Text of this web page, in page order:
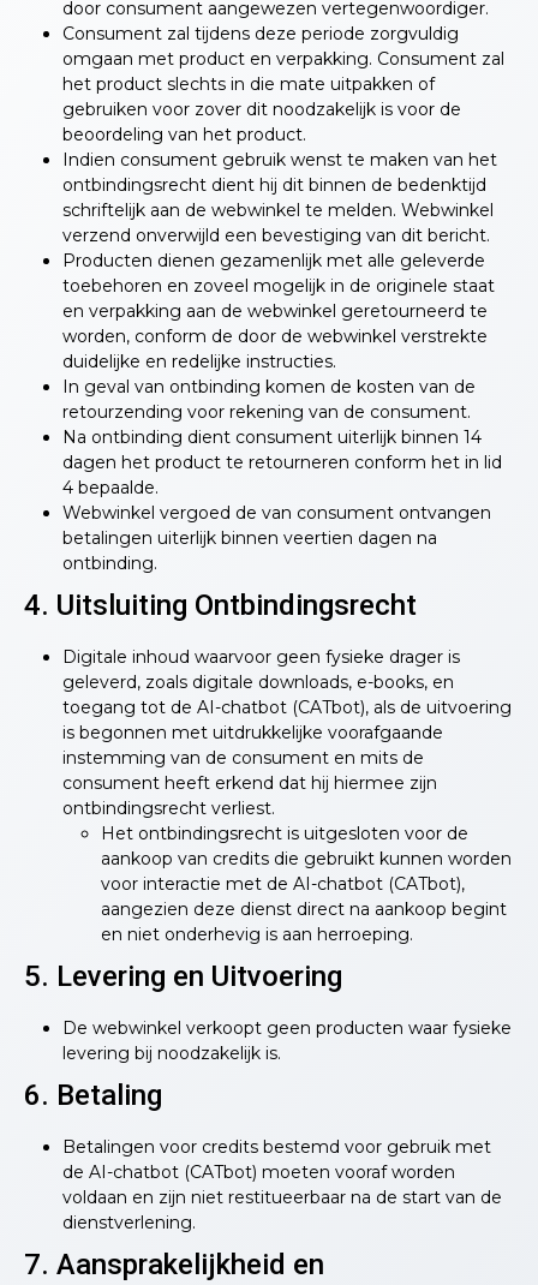
door consument aangewezen vertegenwoordiger.
Consument zal tijdens deze periode zorgvuldig
omgaan met product en verpakking. Consument zal
het product slechts in die mate uitpakken of
gebruiken voor zover dit noodzakelijk is voor de
beoordeling van het product.
Indien consument gebruik wenst te maken van het
ontbindingsrecht dient hij dit binnen de bedenktijd
schriftelijk aan de webwinkel te melden. Webwinkel
verzend onverwijld een bevestiging van dit bericht.
Producten dienen gezamenlijk met alle geleverde
toebehoren en zoveel mogelijk in de originele staat
en verpakking aan de webwinkel geretourneerd te
worden, conform de door de webwinkel verstrekte
duidelijke en redelijke instructies.
In geval van ontbinding komen de kosten van de
retourzending voor rekening van de consument.
Na ontbinding dient consument uiterlijk binnen 14
dagen het product te retourneren conform het in lid
4 bepaalde.
Webwinkel vergoed de van consument ontvangen
betalingen uiterlijk binnen veertien dagen na
ontbinding.
4. Uitsluiting Ontbindingsrecht
Digitale inhoud waarvoor geen fysieke drager is
geleverd, zoals digitale downloads, e-books, en
toegang tot de AI-chatbot (CATbot), als de uitvoering
is begonnen met uitdrukkelijke voorafgaande
instemming van de consument en mits de
consument heeft erkend dat hij hiermee zijn
ontbindingsrecht verliest.
Het ontbindingsrecht is uitgesloten voor de
aankoop van credits die gebruikt kunnen worden
voor interactie met de AI-chatbot (CATbot),
aangezien deze dienst direct na aankoop begint
en niet onderhevig is aan herroeping.
5. Levering en Uitvoering
De webwinkel verkoopt geen producten waar fysieke
levering bij noodzakelijk is.
6. Betaling
Betalingen voor credits bestemd voor gebruik met
de AI-chatbot (CATbot) moeten vooraf worden
voldaan en zijn niet restitueerbaar na de start van de
dienstverlening.
7. Aansprakelijkheid en